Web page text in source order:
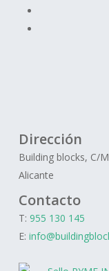
Dirección
Building blocks, C/
Alicante
Contacto
T:955 130 145
E: